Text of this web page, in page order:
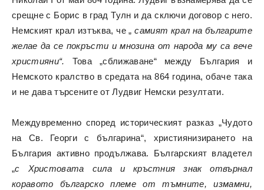
срещне с Борис в град Тулн и да сключи договор с него.
Немският крал изтъква, че „самият крал на българите
желае да се покръсти и мнозина от народа му са вече
християни“. Това „сближаване“ между България и
Немското кралство в средата на 864 година, обаче така
и не дава търсените от Лудвиг Немски резултати.
Междувременно според историческият разказ „Чудото
на Св. Георги с българина“, християнизирането на
България активно продължава. Българският владетел
„с Христовата сила и кръстния знак отвърнал
коравото българско племе от тъмните, измамни,